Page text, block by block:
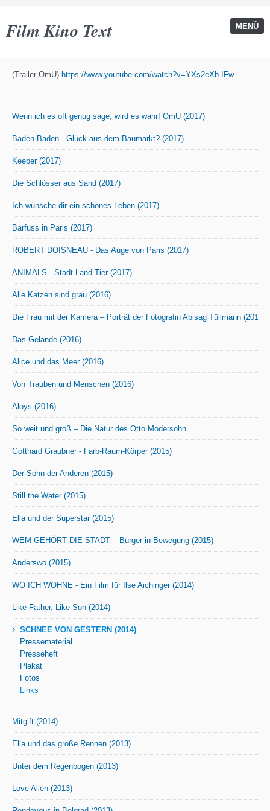
MENÜ
Film Kino Text
(Trailer OmU) https://www.youtube.com/watch?v=YXs2eXb-IFw
Wenn ich es oft genug sage, wird es wahr! OmU (2017)
Baden Baden - Glück aus dem Baumarkt? (2017)
Keeper (2017)
Die Schlösser aus Sand (2017)
Ich wünsche dir ein schönes Leben (2017)
Barfuss in Paris (2017)
ROBERT DOISNEAU - Das Auge von Paris (2017)
ANIMALS - Stadt Land Tier (2017)
Alle Katzen sind grau (2016)
Die Frau mit der Kamera – Porträt der Fotografin Abisag Tüllmann (2016)
Das Gelände (2016)
Alice und das Meer (2016)
Von Trauben und Menschen (2016)
Aloys (2016)
So weit und groß – Die Natur des Otto Modersohn
Gotthard Graubner - Farb-Raum-Körper (2015)
Der Sohn der Anderen (2015)
Still the Water (2015)
Ella und der Superstar (2015)
WEM GEHÖRT DIE STADT – Bürger in Bewegung (2015)
Anderswo (2015)
WO ICH WOHNE - Ein Film für Ilse Aichinger (2014)
Like Father, Like Son (2014)
› SCHNEE VON GESTERN (2014)
Pressematerial
Presseheft
Plakat
Fotos
Links
Mitgift (2014)
Ella und das große Rennen (2013)
Unter dem Regenbogen (2013)
Love Alien (2013)